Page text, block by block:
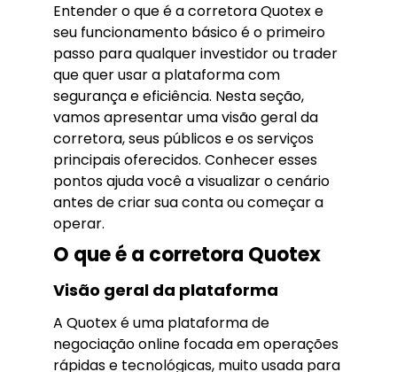
Entender o que é a corretora Quotex e
seu funcionamento básico é o primeiro
passo para qualquer investidor ou trader
que quer usar a plataforma com
segurança e eficiência. Nesta seção,
vamos apresentar uma visão geral da
corretora, seus públicos e os serviços
principais oferecidos. Conhecer esses
pontos ajuda você a visualizar o cenário
antes de criar sua conta ou começar a
operar.
O que é a corretora Quotex
Visão geral da plataforma
A Quotex é uma plataforma de
negociação online focada em operações
rápidas e tecnológicas, muito usada para